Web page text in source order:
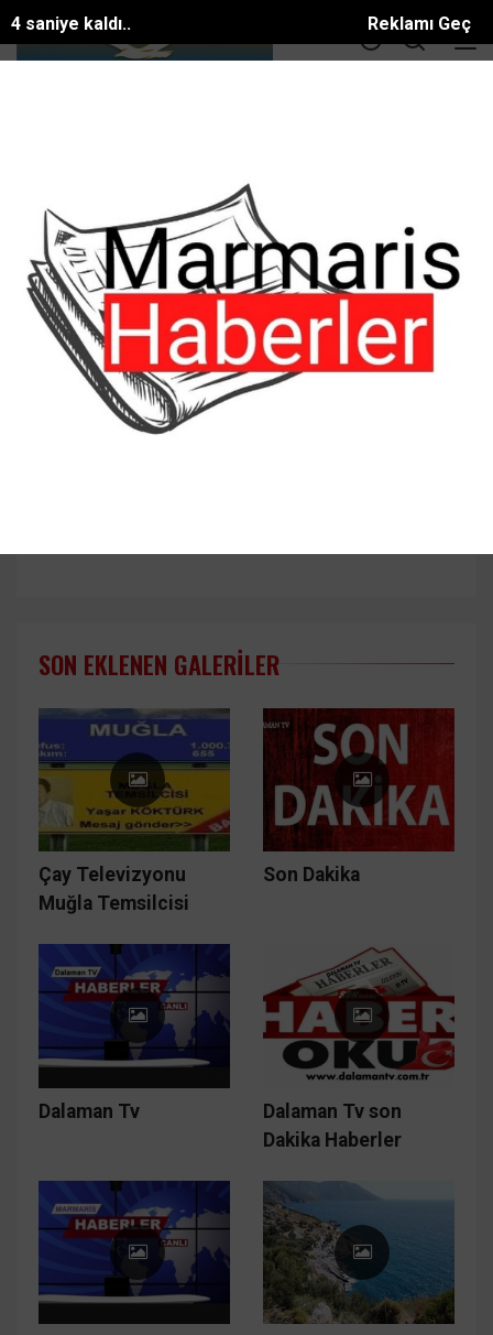
Reklamı Geç
4 saniye kaldı..
Son Dakika
Flaş son dakika haberler
Bu galeride resim bulunamadı!
SON EKLENEN GALERILER
Çay Televizyonu
Muğla Temsilcisi
Son Dakika
Dalaman Tv
Dalaman Tv son
Dakika Haberler